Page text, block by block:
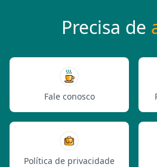
Precisa de
Fale conosco
Política de privacidade